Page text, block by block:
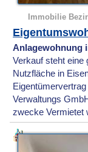
Immobilie
Anlagewohnung
Verkauf steht eine
Nutzfläche in
Verwaltungs
zwecke Vermietet